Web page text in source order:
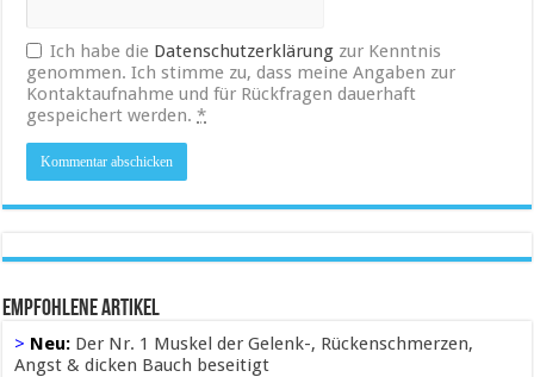
Ich habe die Datenschutzerklärung zur Kenntnis
genommen. Ich stimme zu, dass meine Angaben zur
Kontaktaufnahme und für Rückfragen dauerhaft
gespeichert werden.*
Empfohlene Artikel
> Neu: Der Nr. 1 Muskel der Gelenk-, Rückenschmerzen,
Angst & dicken Bauch beseitigt